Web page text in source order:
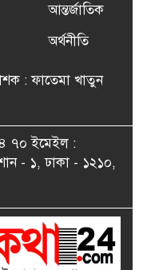
হলেন যুক্তরাজ্য
আহ্বায়ক কমিটির
কৃতিত্বের পুরস্কার
আলোকে
এসোসিয়েশন’
নিয়ে প্যারিসে
আন্তর্জাতিক
অর্থনীতি
: ফাতেমা খাতুন
৭০ ইমেইল :
- ১, ঢাকা - ১২১০,